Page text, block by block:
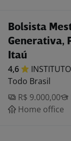
Bolsista
Generativa,
Itaú
4,6
Todo Brasil
R$ 9.000,00
Home office